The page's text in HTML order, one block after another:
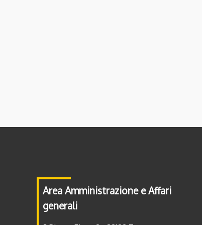
Area Amministrazione e Affari
generali